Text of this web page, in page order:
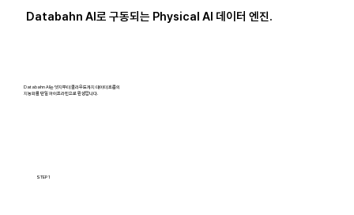
Databahn AI는 엣지부터 클라우드까지 데이터 흐름의
지능화를 단일 파이프라인으로 완성합니다.
Databahn AI로 구동되는 Physical AI 데이터 엔진.
STEP 1